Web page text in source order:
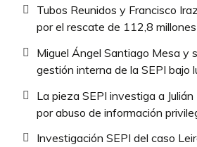
Tubos Reunidos y Francisco
por el rescate de 112,8
Miguel Ángel Santiago Mesa y
gestión interna de la SEPI bajo
La pieza SEPI investiga a
por abuso de información
Investigación SEPI del caso